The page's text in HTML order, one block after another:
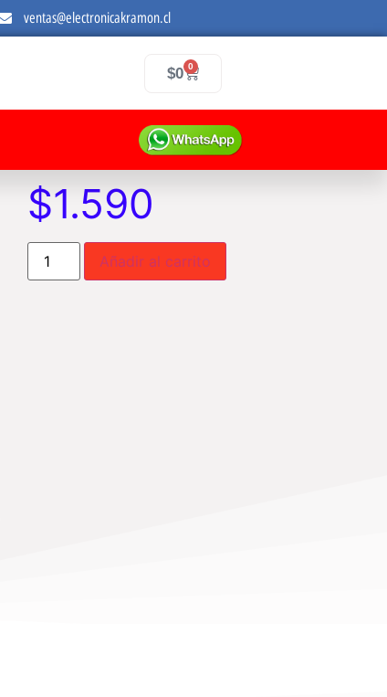
ventas@electronicakramon.cl
$0 0
$1.590
Añadir al carrito